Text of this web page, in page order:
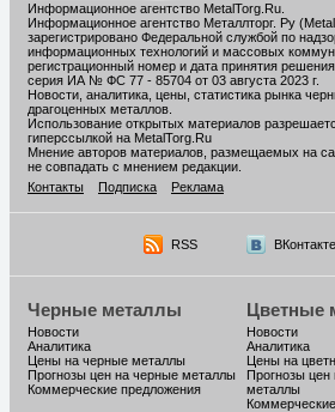
Информационное агентство MetalTorg.Ru
Информационное агентство Металлторг. Ру
зарегистрировано Федеральной службой по
информационных технологий и массовых
регистрационный номер и дата принятия решения
серия ИА № ФС 77 - 85704 от 03 августа 2023 г.
Новости, аналитика, цены, статистика рынка
драгоценных металлов.
Использование открытых материалов
гиперссылкой на MetalTorg.Ru
Мнение авторов материалов, размещаемых на
не совпадать с мнением редакции.
Контакты
Подписка Реклама
RSS ВКонтакте
Черные металлы
Новости
Аналитика
Цены на черные металлы
Прогнозы цен на черные металлы
Коммерческие предложения
Цветные
Новости
Аналитика
Цены на
Прогнозы цен
металлы